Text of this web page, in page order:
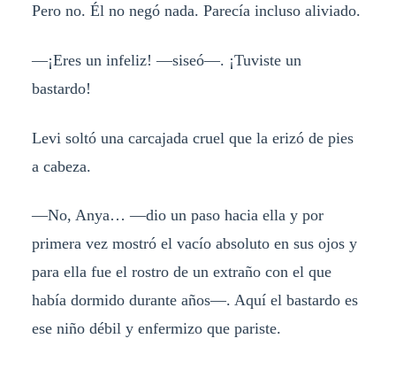
Pero no. Él no negó nada. Parecía incluso aliviado.
—¡Eres un infeliz! —siseó—. ¡Tuviste un
bastardo!
Levi soltó una carcajada cruel que la erizó de pies
a cabeza.
—No, Anya… —dio un paso hacia ella y por
primera vez mostró el vacío absoluto en sus ojos y
para ella fue el rostro de un extraño con el que
había dormido durante años—. Aquí el bastardo es
ese niño débil y enfermizo que pariste.